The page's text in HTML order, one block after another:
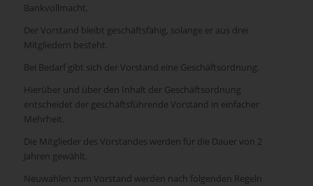
Bankvollmacht.
Der Vorstand bleibt geschäftsfähig, solange er aus drei
Mitgliedern besteht.
Bei Bedarf gibt sich der Vorstand eine Geschäftsordnung.
Hierüber und über den Inhalt der Geschäftsordnung
entscheidet der geschäftsführende Vorstand in einfacher
Mehrheit.
Die Mitglieder des Vorstandes werden für die Dauer von 2
Jahren gewählt.
Neuwahlen zum Vorstand werden nach folgenden Regeln